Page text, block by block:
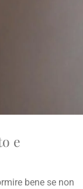
e
bene se non